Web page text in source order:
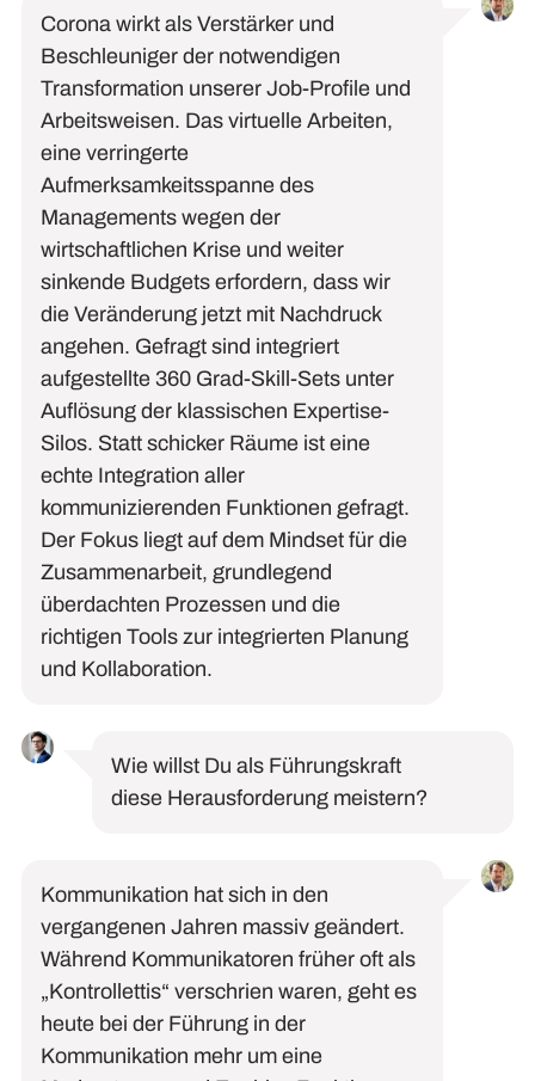
Corona wirkt als Verstärker und
Beschleuniger der notwendigen
Transformation unserer Job-Profile und
Arbeitsweisen. Das virtuelle Arbeiten,
eine verringerte
Aufmerksamkeitsspanne des
Managements wegen der
wirtschaftlichen Krise und weiter
sinkende Budgets erfordern, dass wir
die Veränderung jetzt mit Nachdruck
angehen. Gefragt sind integriert
aufgestellte 360 Grad-Skill-Sets unter
Auflösung der klassischen Expertise-
Silos. Statt schicker Räume ist eine
echte Integration aller
kommunizierenden Funktionen gefragt.
Der Fokus liegt auf dem Mindset für die
Zusammenarbeit, grundlegend
überdachten Prozessen und die
richtigen Tools zur integrierten Planung
und Kollaboration.
Wiewillst Du als Führungskraft
diese Herausforderung meistern?
Kommunikation hat sich in den
vergangenen Jahren massiv geändert.
Während Kommunikatoren früher oft als
„Kontrollettis“ verschrien waren, geht es
heute bei der Führung in der
Kommunikation mehr um eine